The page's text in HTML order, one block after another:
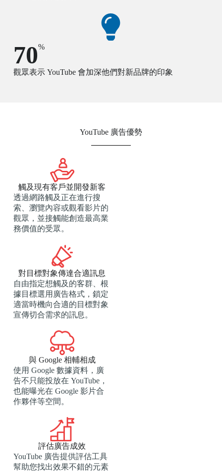
70%
觀眾表示 YouTube 會加深他們對新品牌的印象
YouTube 廣告優勢
觸及現有客戶並開發新客
透過網路觸及正在進行搜
索、瀏覽內容或觀看影片的
觀眾，並接觸能創造最高業
務價值的受眾。
對目標對象傳達合適訊息
自由指定想觸及的客群、根
據目標選用廣告格式，鎖定
適當時機向合適的目標對象
宣傳切合需求的訊息。
與 Google 相輔相成
使用 Google 數據資料，廣
告不只能投放在 YouTube，
也能曝光在 Google 影片合
作夥伴等空間。
評估廣告成效
YouTube 廣告​​提供評估工具
幫助您找出效果不錯的元素